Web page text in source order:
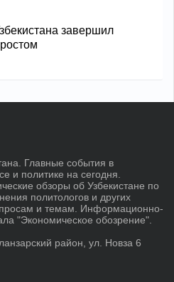
завершил
Главные события в
и политике на сегодня.
обзоры об Узбекистане по
политологов и других
и темам. Информационно-
"Экономическое обозрение".
район, ул. Новза 6